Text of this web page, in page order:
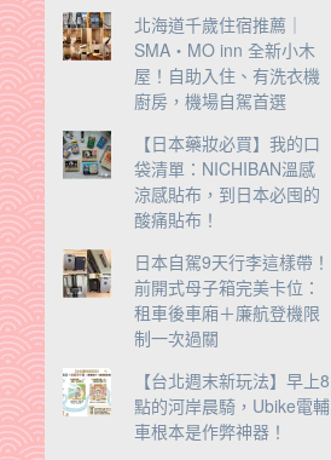
北海道千歲住宿推薦｜
SMA・MO inn 全新小木
屋！自助入住、有洗衣機
廚房，機場自駕首選
【日本藥妝必買】我的口
袋清單：NICHIBAN溫感
涼感貼布，到日本必囤的
酸痛貼布！
日本自駕9天行李這樣帶！
前開式母子箱完美卡位：
租車後車廂＋廉航登機限
制一次過關
【台北週末新玩法】早上8
點的河岸晨騎，Ubike電輔
車根本是作弊神器！